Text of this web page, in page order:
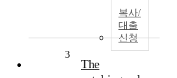
복사/
대출
신청
3
The